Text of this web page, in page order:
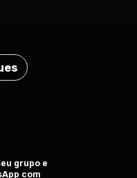
grupo e
com